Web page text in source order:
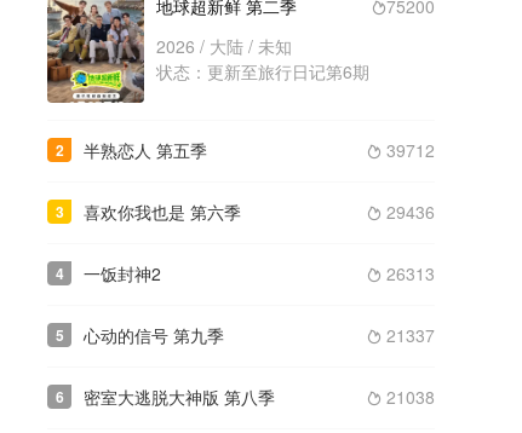
75200
地球超新鲜 第二季
2026 / 大陆 / 未知
状态：更新至旅行日记第6期
2  39712
半熟恋人 第五季
3  29436
喜欢你我也是 第六季
4  26313
一饭封神2
5  21337
心动的信号 第九季
6  21038
密室大逃脱大神版 第八季